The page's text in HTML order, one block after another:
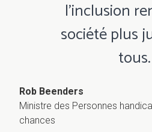
l’inclusion
société plus
tous.
Rob Beenders
Ministre des Personnes
chances